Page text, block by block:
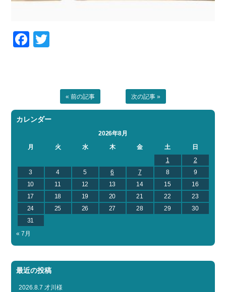
Facebook
« 前の記事 次の記事 »
カレンダー
2026年8月
月
火 水 木 金 土
日
1
2
3
4 5 6 7 8
9
10
11 12 13 14 15
16
17
18 19 20 21 22
23
24
25 26 27 28 29
30
31
« 7月
最近の投稿
2026.8.7 才川様